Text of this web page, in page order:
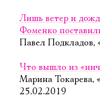
Лишь ветер и
Фоменко
Павел Подкладов,
Что вышло из
Марина Токарева,
25.02.2019